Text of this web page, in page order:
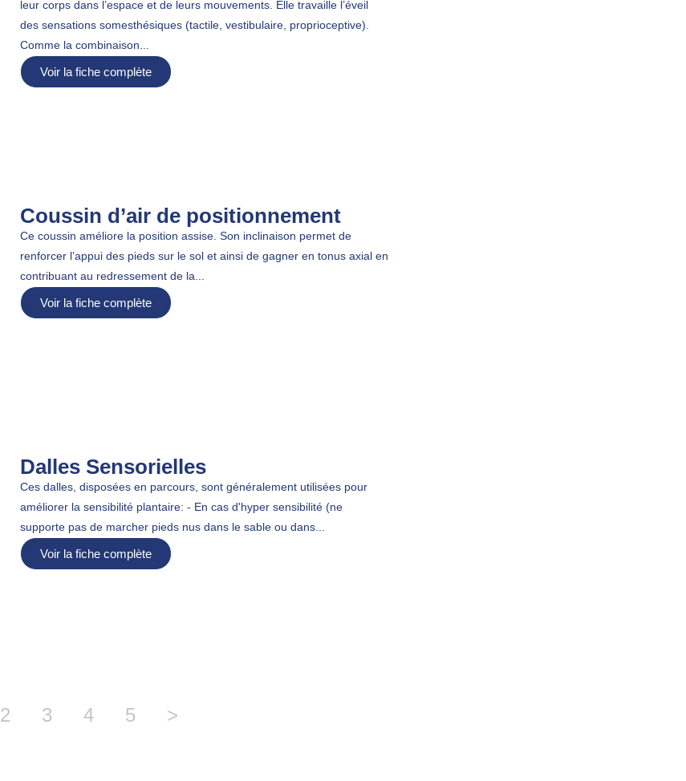
leur corps dans l’espace et de leurs mouvements. Elle travaille l’éveil
des sensations somesthésiques (tactile, vestibulaire, proprioceptive).
Comme la combinaison...
Voir la fiche complète
Coussin d’air de positionnement
Ce coussin améliore la position assise. Son inclinaison permet de
renforcer l’appui des pieds sur le sol et ainsi de gagner en tonus axial en
contribuant au redressement de la...
Voir la fiche complète
Dalles Sensorielles
Ces dalles, disposées en parcours, sont généralement utilisées pour
améliorer la sensibilité plantaire: - En cas d'hyper sensibilité (ne
supporte pas de marcher pieds nus dans le sable ou dans...
Voir la fiche complète
2 3 4 5 >